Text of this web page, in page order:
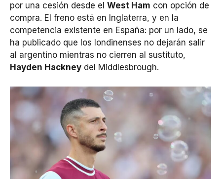
por una cesión desde el West Ham con opción de
compra. El freno está en Inglaterra, y en la
competencia existente en España: por un lado, se
ha publicado que los londinenses no dejarán salir
al argentino mientras no cierren al sustituto,
Hayden Hackney del Middlesbrough.